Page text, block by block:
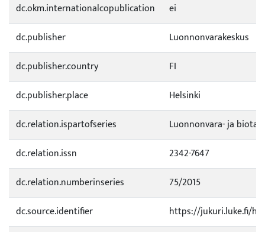
dc.okm.internationalcopublication
ei
dc.publisher
Luonnonvarakeskus
dc.publisher.country
FI
dc.publisher.place
Helsinki
dc.relation.ispartofseries
Luonnonvara- ja
dc.relation.issn
2342-7647
dc.relation.numberinseries
75/2015
dc.source.identifier
https://jukuri.luke.fi/